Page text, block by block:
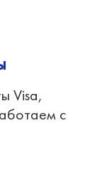
Visa,
с